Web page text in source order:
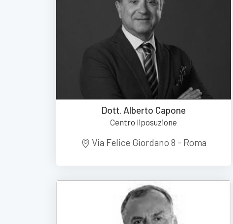
Dott. Alberto Capone
Centro liposuzione
Via Felice Giordano 8 - Roma